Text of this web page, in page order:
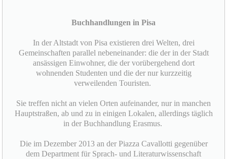
Buchhandlungen in Pisa
In der Altstadt von Pisa existieren drei Welten, drei
Gemeinschaften parallel nebeneinander: die der in der Stadt
ansässigen Einwohner, die der vorübergehend dort
wohnenden Studenten und die der nur kurzzeitig
verweilenden Touristen.
Sie treffen nicht an vielen Orten aufeinander, nur in manchen
Hauptstraßen, ab und zu in einigen Lokalen, allerdings täglich
in der Buchhandlung Erasmus.
Die im Dezember 2013 an der Piazza Cavallotti gegenüber
dem Department für Sprach- und Literaturwissenschaft